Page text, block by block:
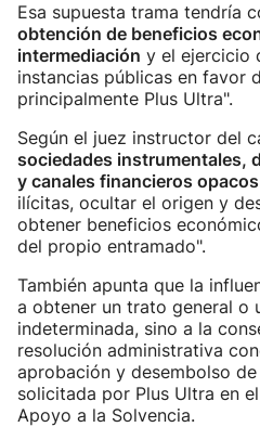
Esa supuesta trama tendría
obtención de beneficios
intermediación y el ejercicio
instancias públicas en favor
principalmente Plus Ultra".
Según el juez instructor del
sociedades instrumentales,
y canales financieros opacos
ilícitas, ocultar el origen y
obtener beneficios
del propio entramado".
También apunta que la
a obtener un trato general o
indeterminada, sino a la
resolución administrativa
aprobación y desembolso
solicitada por Plus Ultra en
Apoyo a la Solvencia.